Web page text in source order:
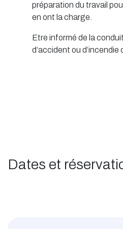
préparation du travail
en ont la charge.
Etre informé de la
d’accident ou d’incendie
Dates et